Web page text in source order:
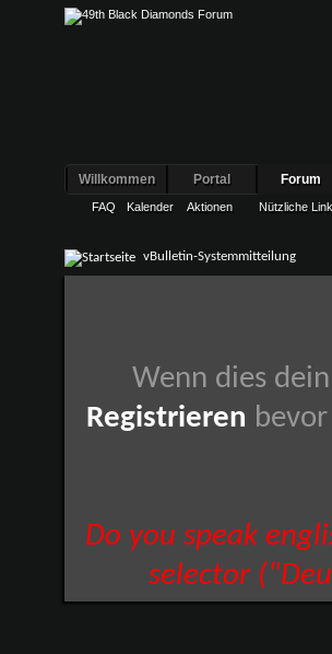
Willkommen Portal Forum
FAQ Kalender Aktionen Nützliche
vBulletin-Systemmitteilung
Wenn dies
Registrieren
Do you speak
selector